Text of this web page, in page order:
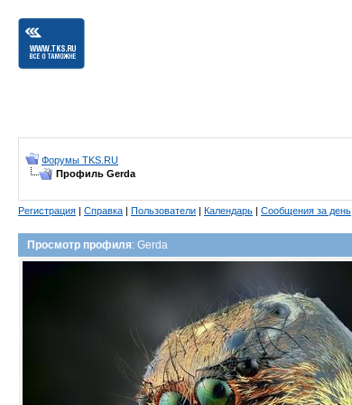
Форумы TKS.RU
Профиль Gerda
Регистрация | Справка | Пользователи | Календарь | Сообщения за день
Просмотр профиля: Gerda